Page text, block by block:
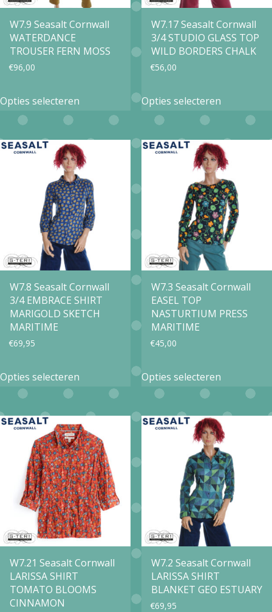
worden
op
productpagina
worden
op
de
W7.9 Seasalt Cornwall
WATERDANCE
TROUSER FERN MOSS
€96,00
Opties selecteren
meerdere
variaties.
Deze
optie
kan
gekozen
worden
op
de
productpagina
W7.17 Seasalt Cornwall
3/4 STUDIO GLASS TOP
WILD BORDERS CHALK
€56,00
Opties selecteren
meerdere
variaties.
Deze
optie
kan
gekozen
worden
op
W7.8 Seasalt Cornwall
3/4 EMBRACE SHIRT
MARIGOLD SKETCH
MARITIME
€69,95
Opties selecteren
product
meerdere
variaties.
Deze
optie
kan
gekozen
worden
op
productpagina
W7.3 Seasalt Cornwall
EASEL TOP
NASTURTIUM PRESS
MARITIME
€45,00
Opties selecteren
product
meerdere
variaties.
Deze
optie
kan
gekozen
worden
op
W7.21 Seasalt Cornwall
LARISSA SHIRT
TOMATO BLOOMS
CINNAMON
W7.2 Seasalt Cornwall
LARISSA SHIRT
BLANKET GEO ESTUARY
€69,95